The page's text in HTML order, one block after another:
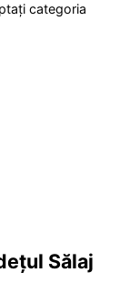
categoria
Sălaj